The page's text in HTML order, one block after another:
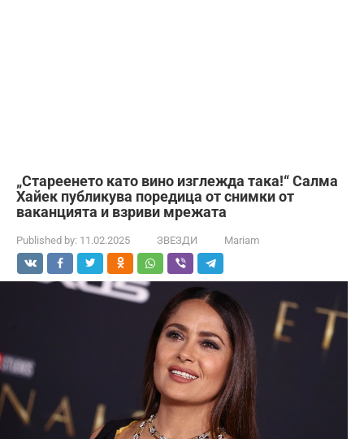
„Стареенето като вино изглежда така!“ Салма
Хайек публикува поредица от снимки от
ваканцията и взриви мрежата
Published by: 11.02.2025 ЗВЕЗДИ Mariam